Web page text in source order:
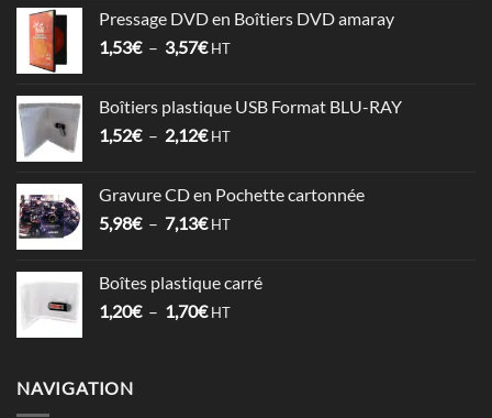
6,78€
à
Pressage DVD en Boîtiers DVD amaray
1,53€ – 3,57€Plage
1,53€
à
HT
Boîtiers plastique USB Format BLU-RAY
1,52€ – 2,12€Plage
1,52€
à
HT
Gravure CD en Pochette cartonnée
5,98€ – 7,13€Plage
5,98€
à
HT
Boîtes plastique carré
1,20€ – 1,70€Plage
HT
NAVIGATION